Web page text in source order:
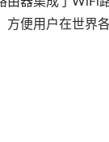
方便用户在世界